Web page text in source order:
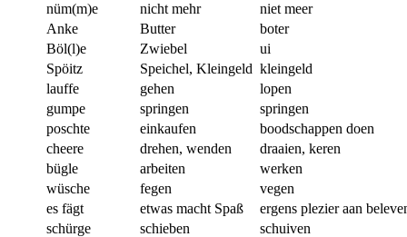
nüm(m)e
nicht mehr
niet meer
Anke
Butter
boter
Böl(l)e
Zwiebel
ui
Spöitz
Speichel, Kleingeld kleingeld
lauffe
gehen
lopen
gumpe
springen
springen
poschte
einkaufen
boodschappen doen
cheere
drehen, wenden
draaien, keren
bügle
arbeiten
werken
wüsche
fegen
vegen
es fägt
etwas macht Spaß
ergens plezier aan
schürge
schieben
schuiven